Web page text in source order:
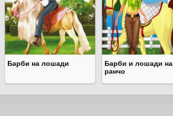
Барби на лошади
Барби и лошади на
ранчо